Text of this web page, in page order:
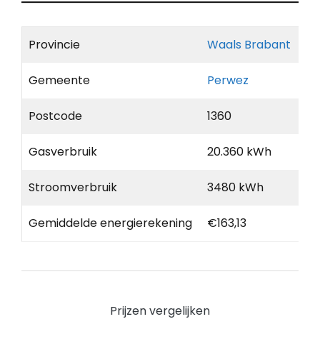
Provincie Waals Brabant
Gemeente Perwez
Postcode 1360
Gasverbruik 20.360 kWh
Stroomverbruik 3480 kWh
Gemiddelde energierekening €163,13
Prijzen vergelijken